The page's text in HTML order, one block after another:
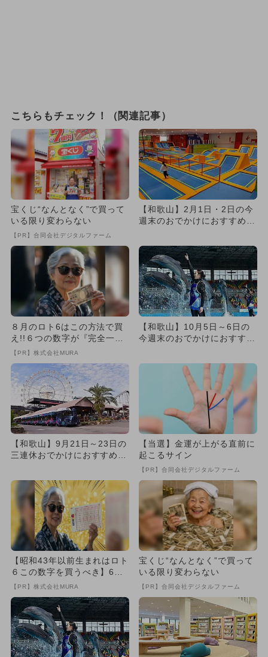
こちらもチェック！（関連記事）
宝くじ“なんとなく”で買って
いる限り変わらない
【PR】合同会社デジタルファーム
【和歌山】2月1日・2日の今
週末のおでかけにおすすめ！
８月のロト6はこの方法で買
え!!６つの数字が『完全一
致』する方法
【PR】株式会社MURA
【和歌山】10月5日～6日の
今週末のおでかけにおすす
【和歌山】9月21日～23日の
三連休おでかけにおすすめ！
【当選】金運が上がる直前に
起こるサイン
【PR】合同会社デジタルファーム
【昭和43年以前生まれはロト
６この数字を買うべき】6つ
の数字が「完全一致」する
方...
【PR】株式会社MURA
宝くじ“なんとなく”で買って
いる限り変わらない
【PR】合同会社デジタルファーム